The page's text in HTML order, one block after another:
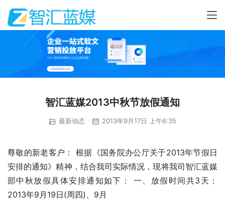
智汇蓝媒2013中秋节放假通知
最新动态 2013年9月17日 上午6:35
尊敬的新老客户： 根据《国务院办公厅关于2013年节假日
安排的通知》精神，结合我司实际情况，现将我司智汇蓝媒
部中秋放假具体安排通知如下： 一、放假时间共3天：
2013年9月19日(周四)、9月